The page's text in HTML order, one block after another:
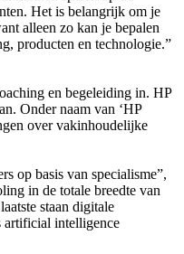
Het is belangrijk om je
alleen zo kan je bepalen
producten en technologie.”
en begeleiding in. HP
Onder naam van ‘HP
over vakinhoudelijke
op basis van specialisme”,
in de totale breedte van
staan digitale
artificial intelligence